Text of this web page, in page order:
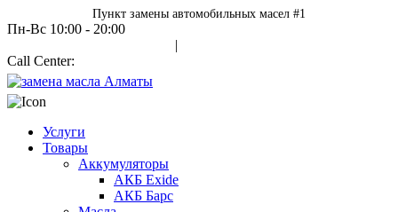
Пункт замены автомобильных масел #1
Пн-Вс 10:00 - 20:00
|
Call Center:
Услуги
Товары
Аккумуляторы
АКБ Exide
АКБ Барс